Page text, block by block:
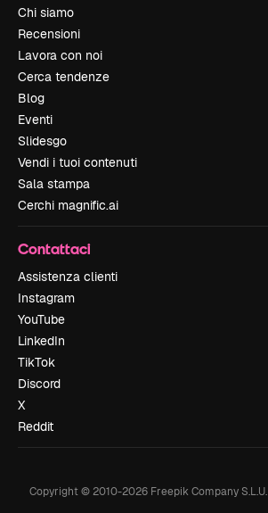
Chi siamo
Recensioni
Lavora con noi
Cerca tendenze
Blog
Eventi
Slidesgo
Vendi i tuoi contenuti
Sala stampa
Cerchi magnific.ai
Contattaci
Assistenza clienti
Instagram
YouTube
LinkedIn
TikTok
Discord
X
Reddit
Copyright © 2010-2026Freepik Company S.L.U.